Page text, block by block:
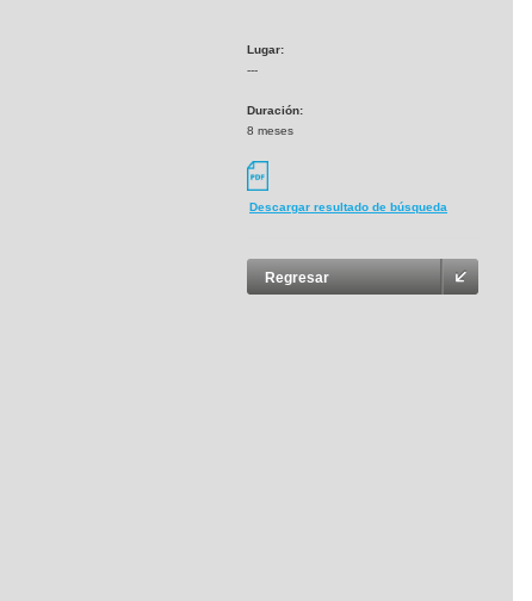
Lugar:
---
Duración:
8 meses
Descargar resultado de búsqueda
Regresar